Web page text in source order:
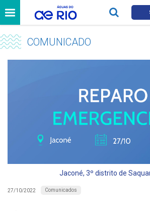
COMUNICADO
Jaconé, 3º distrito de
27/10/2022 Comunicados